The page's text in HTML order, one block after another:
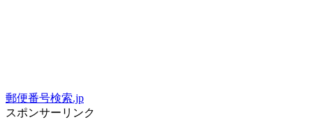
郵便番号検索.jp
スポンサーリンク